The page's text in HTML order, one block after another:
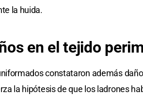
la huida.
en el tejido
constataron además
la hipótesis de que los ladrones